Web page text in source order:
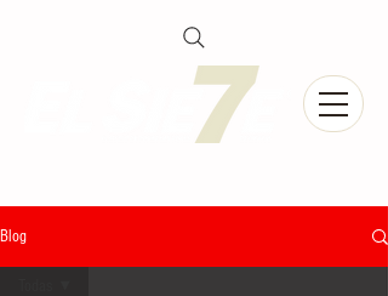
Blog